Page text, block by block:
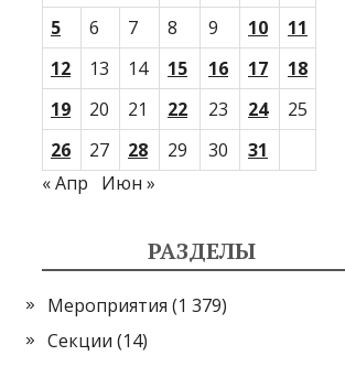
5
6 7 8 9 10
11
12
13 14 15 16 17
18
19
20 21 22 23 24
25
26
27 28 29 30
31
« Апр
Июн »
РАЗДЕЛЫ
Мероприятия (1 379)
Секции (14)